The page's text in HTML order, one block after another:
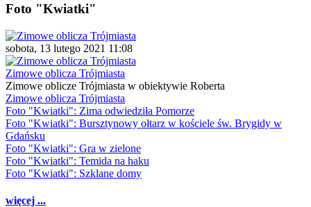
Foto "Kwiatki"
sobota, 13 lutego 2021 11:08
Zimowe oblicza Trójmiasta
Zimowe oblicze Trójmiasta w obiektywie Roberta
Zimowe oblicza Trójmiasta
Foto "Kwiatki": Zima odwiedziła Pomorze
Foto "Kwiatki": Bursztynowy ołtarz w kościele św. Brygidy w
Gdańsku
Foto "Kwiatki": Gra w zielone
Foto "Kwiatki": Temida na haku
Foto "Kwiatki": Szklane domy
więcej ...